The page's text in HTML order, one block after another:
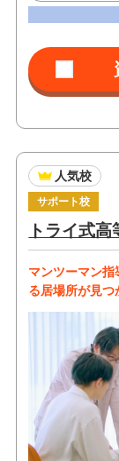
人気校
サポート校
トライ式
マンツーマン
る居場所が見つ